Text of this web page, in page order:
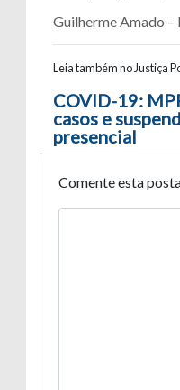
Guilherme Amado
Leia também no Justiça
COVID-19:
casos e
presencial
Comente esta